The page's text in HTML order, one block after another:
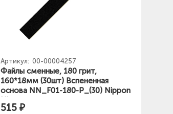
Артикул: 00-00004257
Файлы сменные, 180 грит,
160*18мм (30шт) Вспененная
основа NN_F01-180-P_(30) Nippon
Nippers
515 ₽